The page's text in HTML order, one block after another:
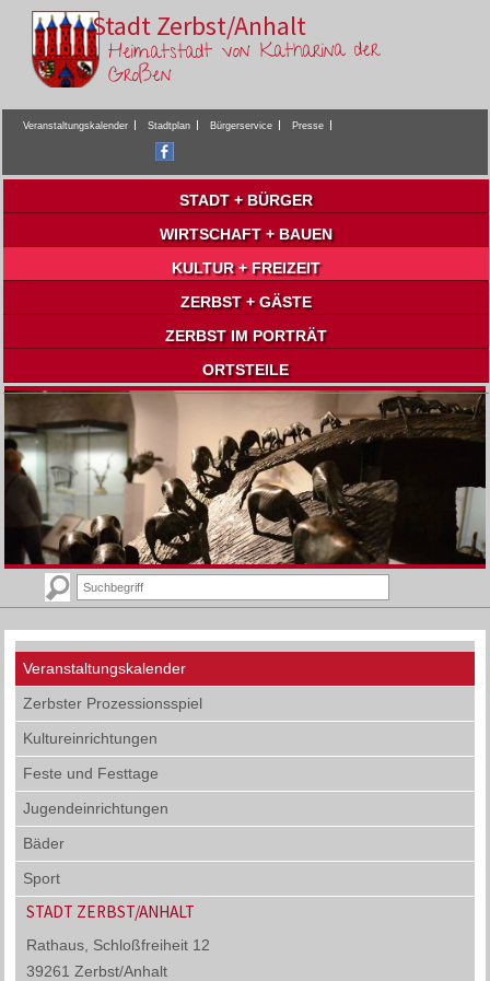
Stadt Zerbst/Anhalt
Heimatstadt von Katharina der
Großen
Veranstaltungskalender Stadtplan Bürgerservice Presse
STADT + BÜRGER
WIRTSCHAFT + BAUEN
KULTUR + FREIZEIT
ZERBST + GÄSTE
ZERBST IM PORTRÄT
ORTSTEILE
Veranstaltungskalender
Zerbster Prozessionsspiel
Kultureinrichtungen
Feste und Festtage
Jugendeinrichtungen
Bäder
Sport
STADT ZERBST/ANHALT
Rathaus, Schloßfreiheit 12
39261 Zerbst/Anhalt